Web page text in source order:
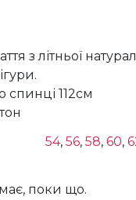
з літньої
112см
54, 56, 58, 60,
поки що.